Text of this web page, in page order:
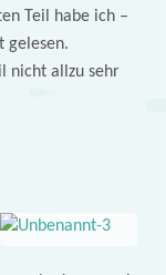
Teil habe ich –
gelesen.
nicht allzu sehr